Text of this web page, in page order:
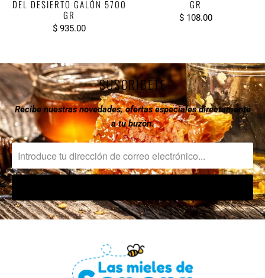
DEL DESIERTO GALÓN 5700
GR
$ 935.00
GR
$ 108.00
SUSCRIBETE
Recibe nuestras novedades, ofertas especiales directamente
a tu buzón.